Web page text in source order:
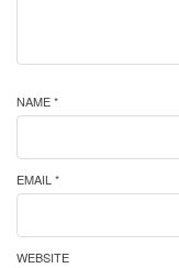
NAME *
EMAIL *
WEBSITE